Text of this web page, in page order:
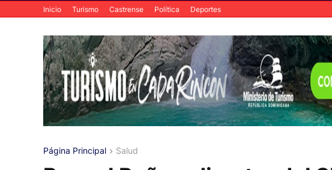
Inicio Turismo Castrense Política Deportes
Página Principal Salud